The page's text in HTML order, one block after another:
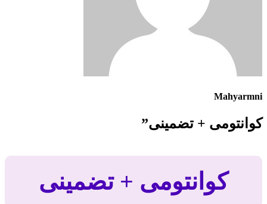
Mahyarmni
کوانتومی + تضمینی”
کوانتومی + تضمینی